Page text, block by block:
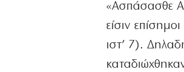
«Ασπάσασθε
είσιν
ιστ’ 7).